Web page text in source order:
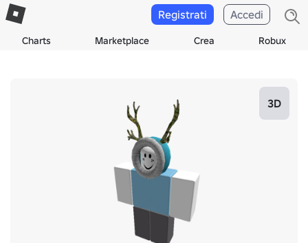
Charts Marketplace Crea Robux
Registrati Accedi
3D